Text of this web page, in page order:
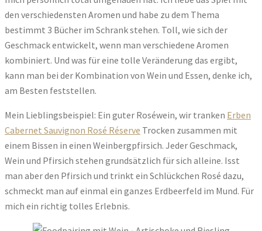
den verschiedensten Aromen und habe zu dem Thema
bestimmt 3 Bücher im Schrank stehen. Toll, wie sich der
Geschmack entwickelt, wenn man verschiedene Aromen
kombiniert. Und was für eine tolle Veränderung das ergibt,
kann man bei der Kombination von Wein und Essen, denke ich,
am Besten feststellen.
Mein Lieblingsbeispiel: Ein guter Roséwein, wir tranken Erben
Cabernet Sauvignon Rosé Réserve Trocken zusammen mit
einem Bissen in einen Weinbergpfirsich. Jeder Geschmack,
Wein und Pfirsich stehen grundsätzlich für sich alleine. Isst
man aber den Pfirsich und trinkt ein Schlückchen Rosé dazu,
schmeckt man auf einmal ein ganzes Erdbeerfeld im Mund. Für
mich ein richtig tolles Erlebnis.